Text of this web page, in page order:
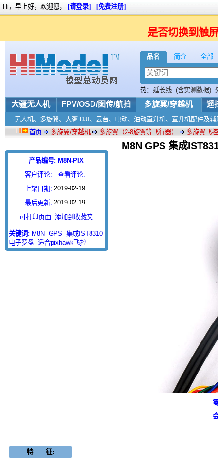
是否切换到触
品名 简介 全部
热： 延长线 (含实测数据)
体(FUTABA用) 硅胶线
大疆无人机 FPV/OSD/图传/航拍 多旋翼/穿越机 遥
Hi，早上好，欢迎您， [请登录] [免费注册]
无人机、多旋翼、大疆 DJI、云台、电动、油动直升机、直升机配件及辅
首页
多旋翼/穿越机 多旋翼（2-8旋翼等飞行器） 多旋翼飞
产品编号: M8N-PIX
客户评论:
查看评论.
上架日期: 2019-02-19
最后更新: 2019-02-19
可打印页面
添加到收藏夹
关键词: M8N GPS 集成IST8310
电子罗盘 适合pixhawk飞控
M8N GPS 集成
特 征: